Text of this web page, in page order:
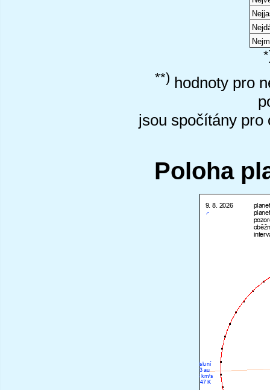
**) hodnoty pro
jsou spočítány pro
Poloha